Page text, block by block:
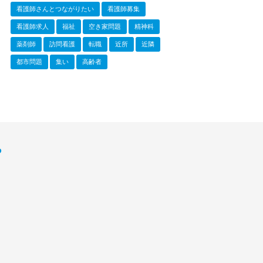
看護師さんとつながりたい 看護師募集
看護師求人 福祉 空き家問題 精神科
薬剤師 訪問看護 転職 近所 近隣
都市問題 集い 高齢者